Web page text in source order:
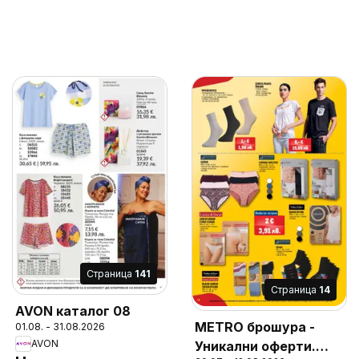
Cтраница 141
AVON каталог 08
01.08. - 31.08.2026
AVON
Cтраница 14
METRO брошура -
Уникални оферти.